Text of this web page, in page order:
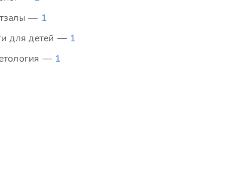
— 1
для детей — 1
— 1